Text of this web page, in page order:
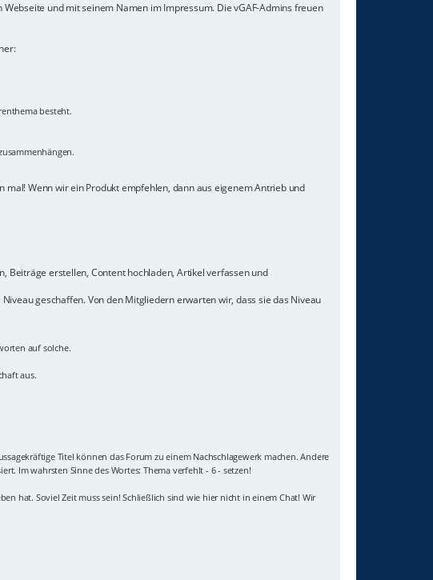
und mit seinem Namen im Impressum. Die vGAF-Admins freuen
besteht.
Wenn wir ein Produkt empfehlen, dann aus eigenem Antrieb und
Beiträge erstellen, Content hochladen, Artikel verfassen und
geschaffen. Von den Mitgliedern erwarten wir, dass sie das Niveau
auf solche.
aus.
Titel können das Forum zu einem Nachschlagewerk machen. Andere
Im wahrsten Sinne des Wortes: Thema verfehlt - 6 - setzen!
hat. Soviel Zeit muss sein! Schließlich sind wie hier nicht in einem Chat! Wir